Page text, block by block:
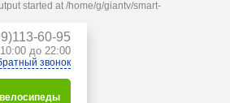
started at /home/g/giantv/smart-
60-95
до 22:00
звонок